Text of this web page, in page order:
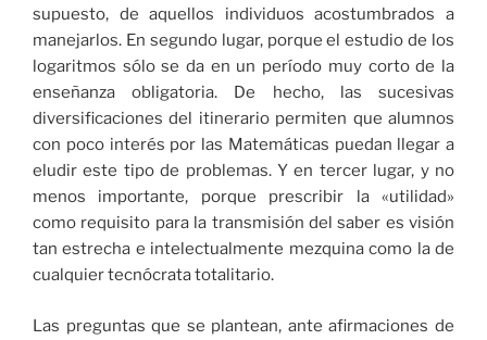
supuesto, de aquellos individuos acostumbrados a
manejarlos. En segundo lugar, porque el estudio de los
logaritmos sólo se da en un período muy corto de la
enseñanza obligatoria. De hecho, las sucesivas
diversificaciones del itinerario permiten que alumnos
con poco interés por las Matemáticas puedan llegar a
eludir este tipo de problemas. Y en tercer lugar, y no
menos importante, porque prescribir la «utilidad»
como requisito para la transmisión del saber es visión
tan estrecha e intelectualmente mezquina como la de
cualquier tecnócrata totalitario.
Las preguntas que se plantean, ante afirmaciones de